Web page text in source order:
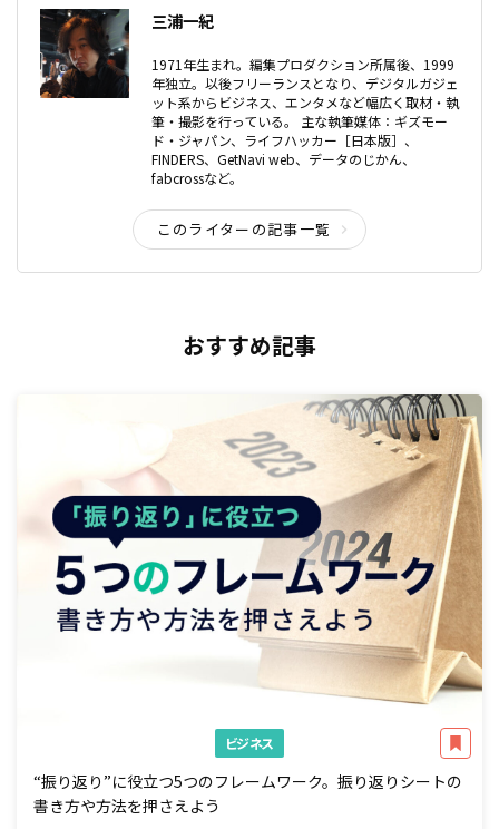
三浦一紀
1971年生まれ。編集プロダクション所属後、1999
年独立。以後フリーランスとなり、デジタルガジェ
ット系からビジネス、エンタメなど幅広く取材・執
筆・撮影を行っている。 主な執筆媒体：ギズモー
ド・ジャパン、ライフハッカー［日本版］、
FINDERS、GetNavi web、データのじかん、
fabcrossなど。
このライターの記事一覧
おすすめ記事
ビジネス
“振り返り”に役立つ5つのフレームワーク。振り返りシートの
書き方や方法を押さえよう